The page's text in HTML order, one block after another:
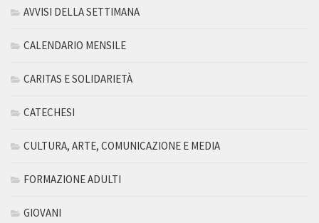
AVVISI DELLA SETTIMANA
CALENDARIO MENSILE
CARITAS E SOLIDARIETÀ
CATECHESI
CULTURA, ARTE, COMUNICAZIONE E MEDIA
FORMAZIONE ADULTI
GIOVANI